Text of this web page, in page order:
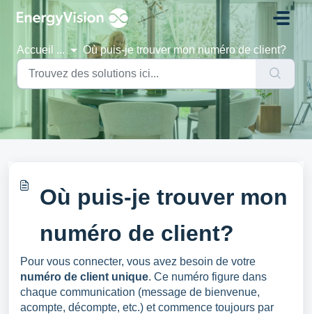
Passer au contenu principal
Accueil ... Où puis-je trouver mon numéro de client?
Où puis-je trouver mon
numéro de client?
Pour vous connecter, vous avez besoin de votre
numéro de client unique. Ce numéro figure dans
chaque communication (message de bienvenue,
acompte, décompte, etc.) et commence toujours par